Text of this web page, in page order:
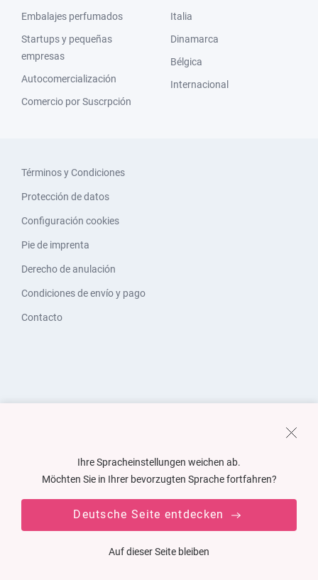
Embalajes perfumados
Startups y pequeñas
empresas
Autocomercialización
Comercio por Suscrpción
Italia
Dinamarca
Bélgica
Internacional
Términos y Condiciones
Protección de datos
Configuración cookies
Pie de imprenta
Derecho de anulación
Condiciones de envío y pago
Contacto
Ihre Spracheinstellungen weichen ab.
Möchten Sie in Ihrer bevorzugten Sprache fortfahren?
Deutsche Seite entdecken
Auf dieser Seite bleiben